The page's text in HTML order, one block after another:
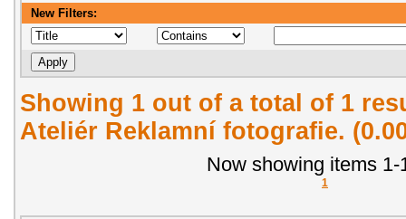
New Filters:
Showing 1 out of a total of 1
Ateliér Reklamní fotografie.
Now showing items 1-
1